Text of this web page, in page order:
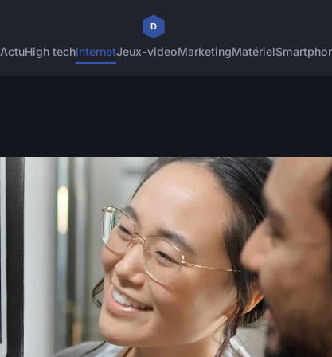
ActuHigh techInternetJeux-videoMarketingMatériel